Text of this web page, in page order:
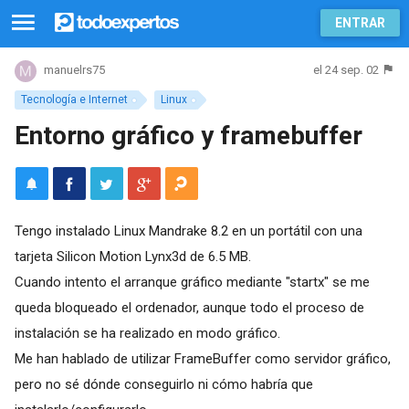
ENTRAR
Tecnología e Internet Linux
manuelrs75 el 24 sep. 02
Entorno gráfico y framebuffer
Tengo instalado Linux Mandrake 8.2 en un portátil con una
tarjeta Silicon Motion Lynx3d de 6.5 MB.
Cuando intento el arranque gráfico mediante "startx" se me
queda bloqueado el ordenador, aunque todo el proceso de
instalación se ha realizado en modo gráfico.
Me han hablado de utilizar FrameBuffer como servidor gráfico,
pero no sé dónde conseguirlo ni cómo habría que